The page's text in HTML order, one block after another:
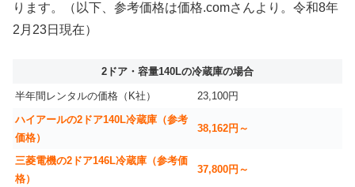
ります。（以下、参考価格は価格.comさんより。令和8年
2月23日現在）
2ドア・容量140Lの冷蔵庫の場合
半年間レンタルの価格（K社）
23,100円
ハイアールの2ドア140L冷蔵庫（参考
価格）
38,162円～
三菱電機の2ドア146L冷蔵庫（参考価
格）
37,800円～